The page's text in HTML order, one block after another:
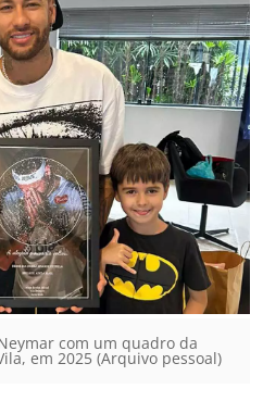
com um quadro da
em 2025 (Arquivo pessoal)